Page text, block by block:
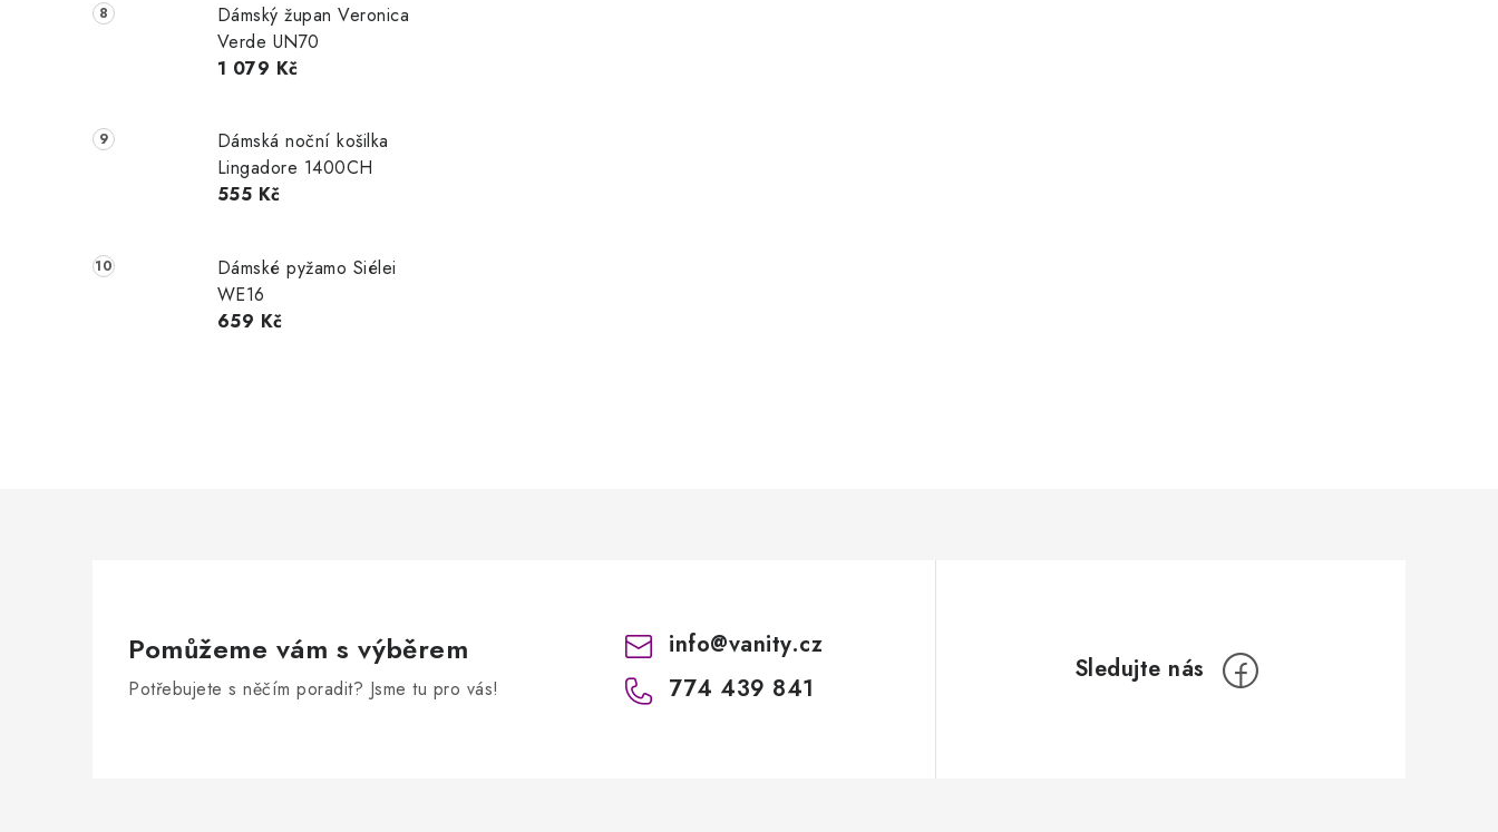
Dámský župan Veronica
Verde UN70
1 079 Kč
Dámská noční košilka
Lingadore 1400CH
555 Kč
Dámské pyžamo Siélei
WE16
659 Kč
Pomůžeme vám s výběrem
Potřebujete s něčím poradit? Jsme tu pro vás!
info@vanity.cz
774 439 841